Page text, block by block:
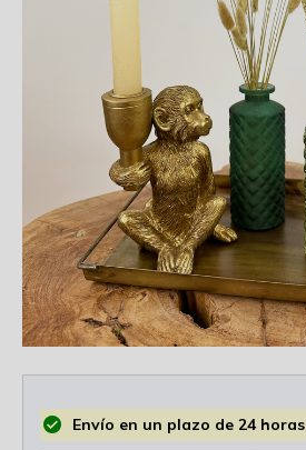
Envío en un plazo de 24 horas